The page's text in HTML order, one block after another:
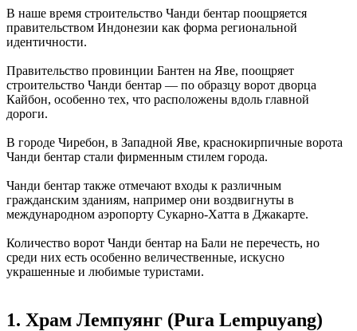
В наше время строительство Чанди бентар поощряется
правительством Индонезии как форма региональной
идентичности.
Правительство провинции Бантен на Яве, поощряет
строительство Чанди бентар — по образцу ворот дворца
Кайбон, особенно тех, что расположены вдоль главной
дороги.
В городе Чиребон, в Западной Яве, краснокирпичные ворота
Чанди бентар стали фирменным стилем города.
Чанди бентар также отмечают входы к различным
гражданским зданиям, например они воздвигнуты в
международном аэропорту Сукарно-Хатта в Джакарте.
Количество ворот Чанди бентар на Бали не перечесть, но
среди них есть особенно величественные, искусно
украшенные и любимые туристами.
1. Храм Лемпуянг (Pura Lempuyang)